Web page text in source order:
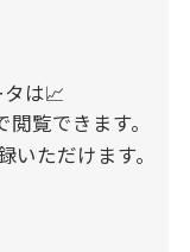
は📈
閲覧できます。
ただけます。